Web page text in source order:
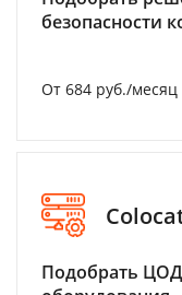
безопасности
От 684 руб./месяц
Подобрать